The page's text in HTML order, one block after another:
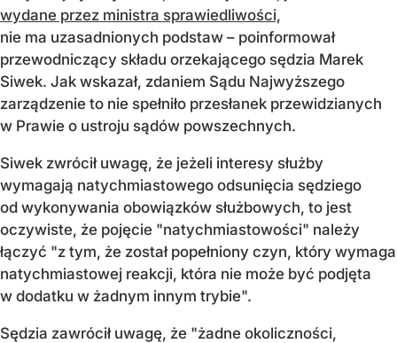
wydane przez ministra sprawiedliwości,
nie ma uzasadnionych podstaw – poinformował
przewodniczący składu orzekającego sędzia Marek
Siwek. Jak wskazał, zdaniem Sądu Najwyższego
zarządzenie to nie spełniło przesłanek przewidzianych
w Prawie o ustroju sądów powszechnych.
Siwek zwrócił uwagę, że jeżeli interesy służby
wymagają natychmiastowego odsunięcia sędziego
od wykonywania obowiązków służbowych, to jest
oczywiste, że pojęcie "natychmiastowości" należy
łączyć "z tym, że został popełniony czyn, który wymaga
natychmiastowej reakcji, która nie może być podjęta
w dodatku w żadnym innym trybie".
Sędzia zawrócił uwagę, że "żadne okoliczności,